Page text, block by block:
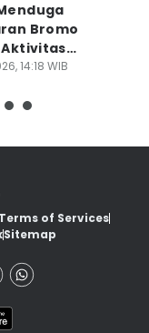
Bromo
14:18 WIB
Terms of Services
Sitemap